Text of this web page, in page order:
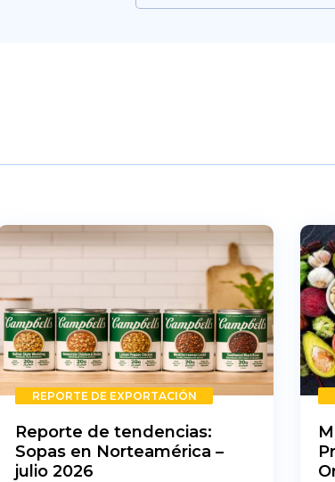
REPORTE DE EXPORTACIÓN
Reporte de tendencias:
Sopas en Norteamérica –
julio 2026